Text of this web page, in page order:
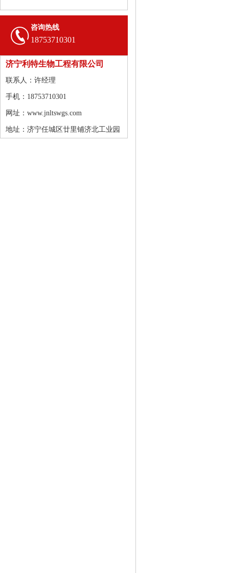
咨询热线
18753710301
济宁利特生物工程有限公司
联系人：许经理
手机：18753710301
网址：www.jnltswgs.com
地址：济宁任城区廿里铺济北工业园